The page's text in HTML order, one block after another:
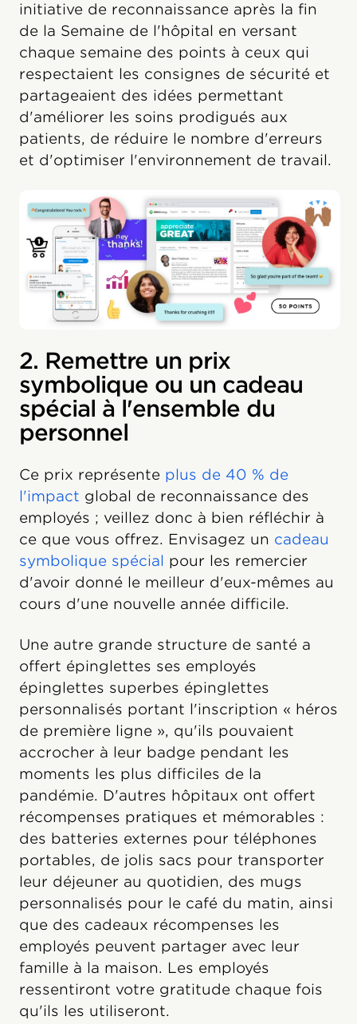
initiative de reconnaissance après la fin
de la Semaine de l'hôpital en versant
chaque semaine des points à ceux qui
respectaient les consignes de sécurité et
partageaient des idées permettant
d'améliorer les soins prodigués aux
patients, de réduire le nombre d'erreurs
et d'optimiser l'environnement de travail.
2. Remettre un prix
symbolique ou un cadeau
spécial à l'ensemble du
personnel
Ce prix représente plus de 40 % de
l'impact global de reconnaissance des
employés ; veillez donc à bien réfléchir à
ce que vous offrez. Envisagez un cadeau
symbolique spécial pour les remercier
d'avoir donné le meilleur d'eux-mêmes au
cours d'une nouvelle année difficile.
Une autre grande structure de santé a
offert épinglettes ses employés
épinglettes superbes épinglettes
personnalisés portant l'inscription « héros
de première ligne », qu'ils pouvaient
accrocher à leur badge pendant les
moments les plus difficiles de la
pandémie. D'autres hôpitaux ont offert
récompenses pratiques et mémorables :
des batteries externes pour téléphones
portables, de jolis sacs pour transporter
leur déjeuner au quotidien, des mugs
personnalisés pour le café du matin, ainsi
que des cadeaux récompenses les
employés peuvent partager avec leur
famille à la maison. Les employés
ressentiront votre gratitude chaque fois
qu'ils les utiliseront.